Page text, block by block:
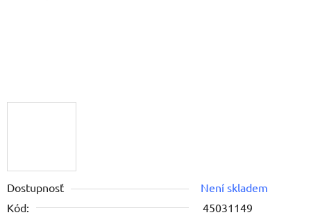
Dostupnosť
Není skladem
Kód:
45031149